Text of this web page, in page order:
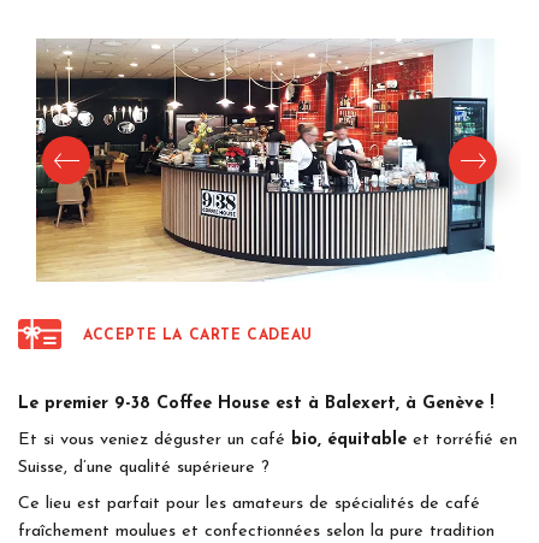
ACCEPTE LA CARTE CADEAU
Le premier 9-38 Coffee House est à Balexert, à Genève !
Et si vous veniez déguster un café bio, équitable et torréfié en
Suisse, d’une qualité supérieure ?
Ce lieu est parfait pour les amateurs de spécialités de café
fraîchement moulues et confectionnées selon la pure tradition